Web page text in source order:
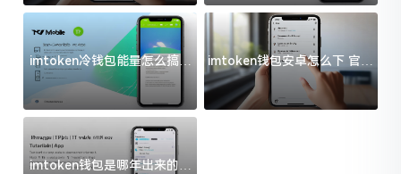
imtoken冷钱包能量怎么搞？
过来人告诉你门道
imtoken钱包安卓怎么下 官方
渠道避坑指南
imtoken钱包是哪年出来的？